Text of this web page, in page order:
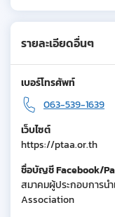
รายละเอียดอื่นๆ
เบอร์โทรศัพท์
063-539-1639
เว็บไซต์
https://ptaa.or.th
ชื่อบัญชี Facebook/
สมาคมผู้ประกอบการน
Association